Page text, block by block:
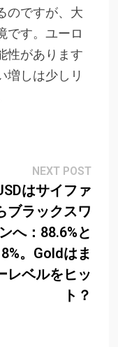
のですが、大
です。ユーロ
性があります
増しは少しリ
NEXT POSTNext
はサイファ
ブラックスワ
ンへ：88.6%と
。Goldはま
レベルをヒッ
ト？